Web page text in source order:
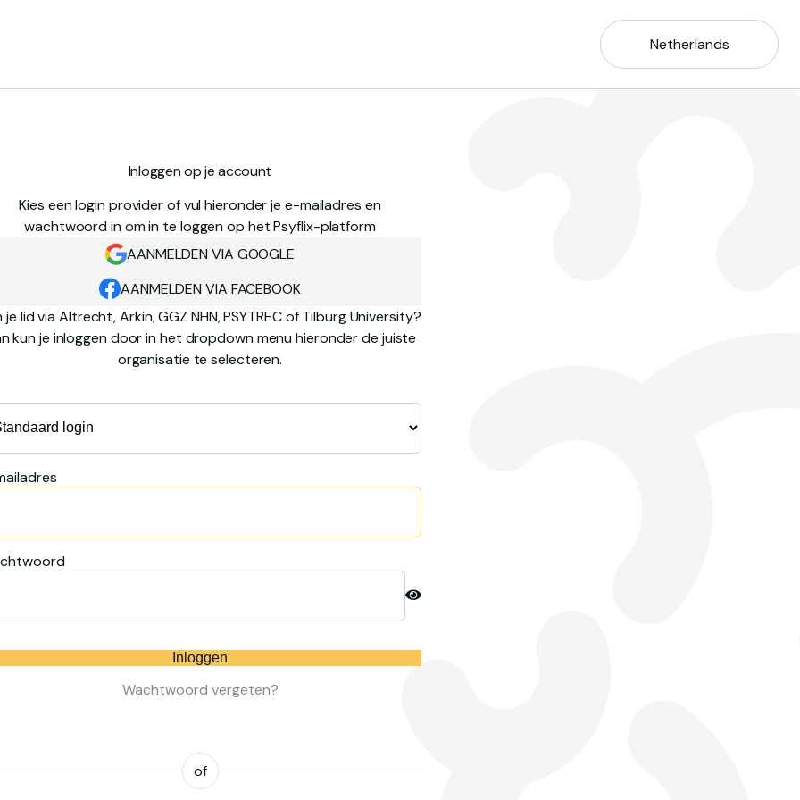
Netherlands
Inloggen op je account
Kies een login provider of vul hieronder je e-mailadres en
wachtwoord in om in te loggen op het Psyflix-platform
AANMELDEN VIA GOOGLE
AANMELDEN VIA FACEBOOK
je lid via Altrecht, Arkin, GGZ NHN, PSYTREC of Tilburg University?
kun je inloggen door in het dropdown menu hieronder de juiste
organisatie te selecteren.
Inloggen
Wachtwoord vergeten?
of